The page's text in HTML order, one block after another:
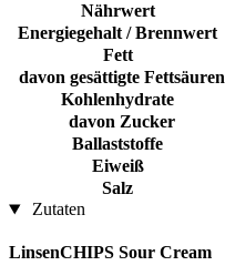
Nährwert
Energiegehalt / Brennwert
Fett
davon gesättigte Fettsäuren
Kohlenhydrate
davon Zucker
Ballaststoffe
Eiweiß
Salz
Zutaten
LinsenCHIPS Sour Cream